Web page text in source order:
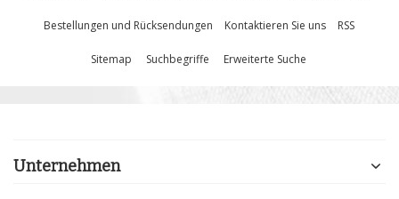
Bestellungen und Rücksendungen Kontaktieren Sie uns RSS
Sitemap Suchbegriffe Erweiterte Suche
Unternehmen